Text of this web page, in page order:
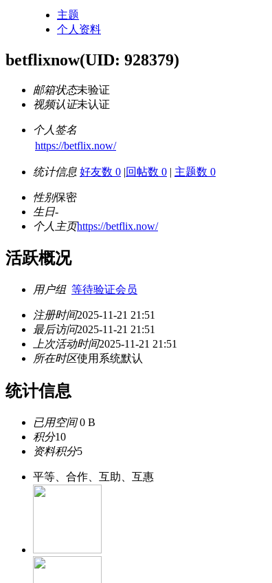
主题
个人资料
betflixnow(UID: 928379)
邮箱状态未验证
视频认证未认证
个人签名
https://betflix.now/
统计信息 好友数 0 |回帖数 0 | 主题数 0
性别保密
生日-
个人主页https://betflix.now/
活跃概况
用户组 等待验证会员
注册时间2025-11-21 21:51
最后访问2025-11-21 21:51
上次活动时间2025-11-21 21:51
所在时区使用系统默认
统计信息
已用空间0 B
积分10
资料积分5
平等、合作、互助、互惠